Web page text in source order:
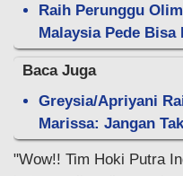
Raih Perunggu
Malaysia Pede Bisa
Baca Juga
Greysia/Apriyani
Marissa: Jangan
"Wow!! Tim Hoki Putra